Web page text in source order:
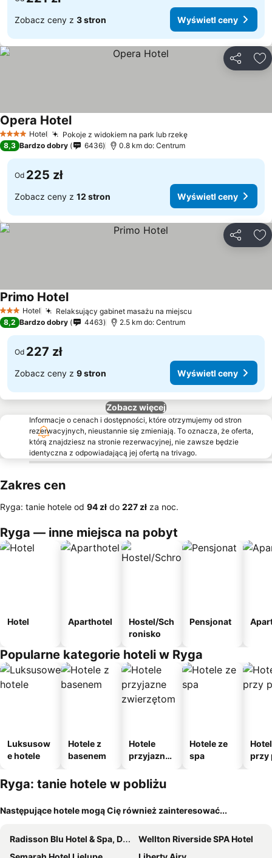
Zobacz ceny z 3 stron Wyświetl ceny
4 KategoriaHotel Pokoje z widokiem na park lub rzekę
Opera Hotel
8,3 Bardzo dobry 6436 0.8 km do: Centrum
Od 225 zł
Zobacz ceny z 12 stron Wyświetl ceny
3 Kategoria
Hotel Relaksujący gabinet masażu na miejscu
Primo Hotel
8,2 Bardzo dobry 4463 2.5 km do: Centrum
Od 227 zł
Zobacz ceny z 9 stron Wyświetl ceny
Zobacz więcej
Informacje o cenach i dostępności, które otrzymujemy od stron
rezerwacyjnych, nieustannie się zmieniają. To oznacza, że oferta,
którą znajdziesz na stronie rezerwacyjnej, nie zawsze będzie
identyczna z odpowiadającą jej ofertą na trivago.
Zakres cen
Ryga: tanie hotele od ‎94 zł do ‎227 zł za noc.
Ryga — inne miejsca na pobyt
Hotel Aparthotel
Hostel/Sch
ronisko
Pensjonat
Popularne kategorie hoteli w Ryga
Luksusow
e hotele
Hotele z
basenem
Hotele
przyjazne
m
Hotele ze
spa
przy
Ryga: tanie hotele w pobliżu
Następujące hotele mogą Cię również zainteresować...
Radisson Blu Hotel & Spa, Daugava Riga
Wellton Riverside SPA Hotel